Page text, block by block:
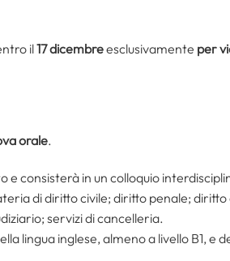
il17 dicembreesclusivamente per
orale.
consisterà in un colloquio
di diritto civile; diritto penale;
servizi di cancelleria.
lingua inglese, almeno a livello B1, e